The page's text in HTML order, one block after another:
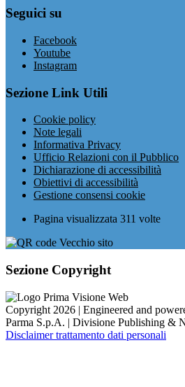
Seguici su
Facebook
Youtube
Instagram
Sezione Link Utili
Cookie policy
Note legali
Informativa Privacy
Ufficio Relazioni con il Pubblico
Dichiarazione di accessibilità
Obiettivi di accessibilità
Gestione consensi cookie
Pagina visualizzata 311 volte
Sezione Copyright
Copyright 2026 | Engineered and
Parma S.p.A. | Divisione Publishing &
Disclaimer trattamento dati personali